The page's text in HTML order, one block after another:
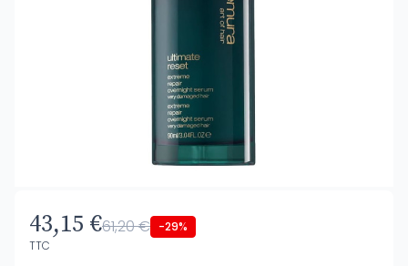
43,15 €61,20 € -29%
TTC